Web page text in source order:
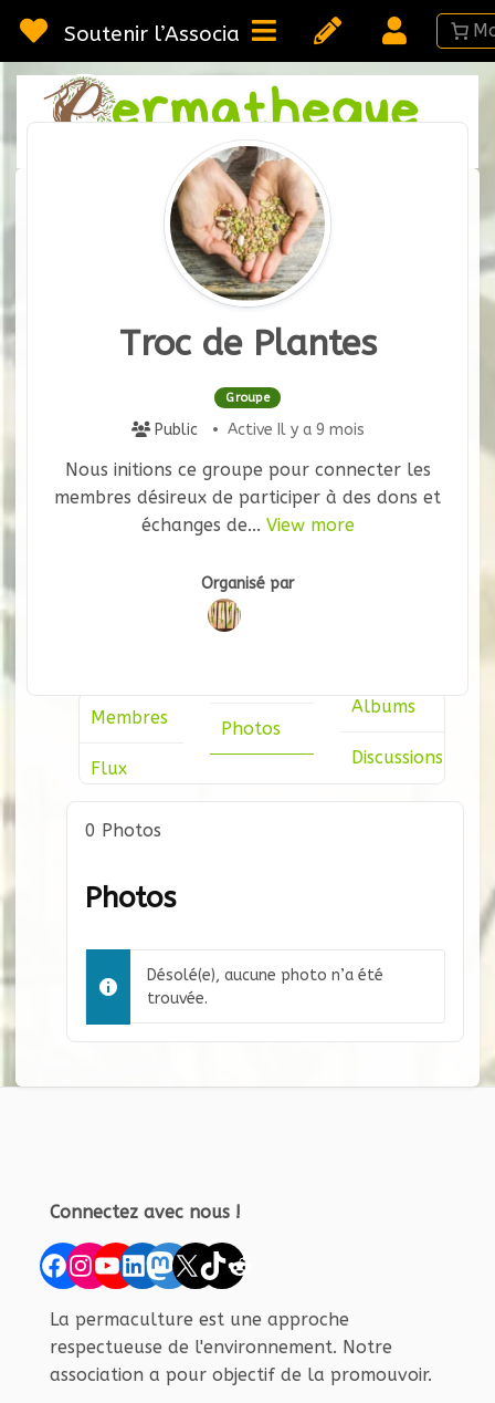
au
contenu
Soutenir l’Association
sur la
Troc de Plantes
Groupe
Public Active Il y a 9 mois
Nous initions ce groupe pour connecter les
membres désireux de participer à des dons et
échanges de... View more
Groupe
Organisateurs
Organisé par
Membres
Flux
Photos
Albums
Discussions
0 Photos
Photos
Désolé(e), aucune photo n’a été
trouvée.
Connectez avec nous !
Facebook
Instagram
YouTube
LinkedIn
Mastodon
X TikTok
Reddit
La permaculture est une approche
respectueuse de l'environnement. Notre
association a pour objectif de la promouvoir.